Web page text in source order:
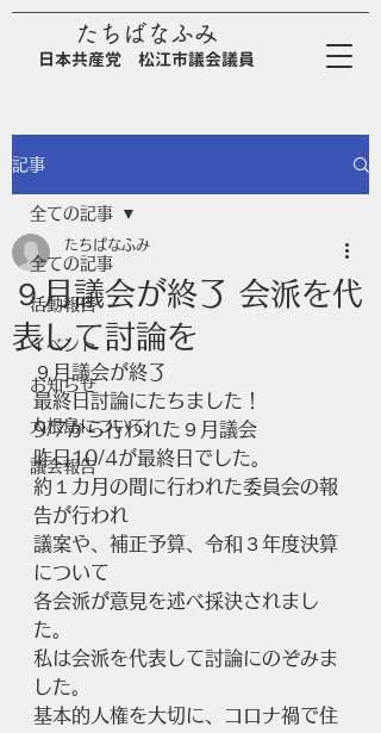
たちばなふみ
日本共産党 松江市議会議員
記事
全ての記事
活動報告
イベント
お知らせ
大根島について
議会報告
全ての記事
９月議会が終了 会派を代
表して討論を
たちばなふみ
９月議会が終了
最終日討論にたちました！
9/7から行われた９月議会
昨日10/4が最終日でした。
約１カ月の間に行われた委員会の報
告が行われ
議案や、補正予算、令和３年度決算
について
各会派が意見を述べ採決されまし
た。
私は会派を代表して討論にのぞみま
した。
基本的人権を大切に、コロナ禍で住